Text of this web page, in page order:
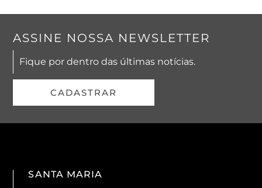
ASSINE NOSSA NEWSLETTER
Fique por dentro das últimas notícias.
CADASTRAR
SANTA MARIA